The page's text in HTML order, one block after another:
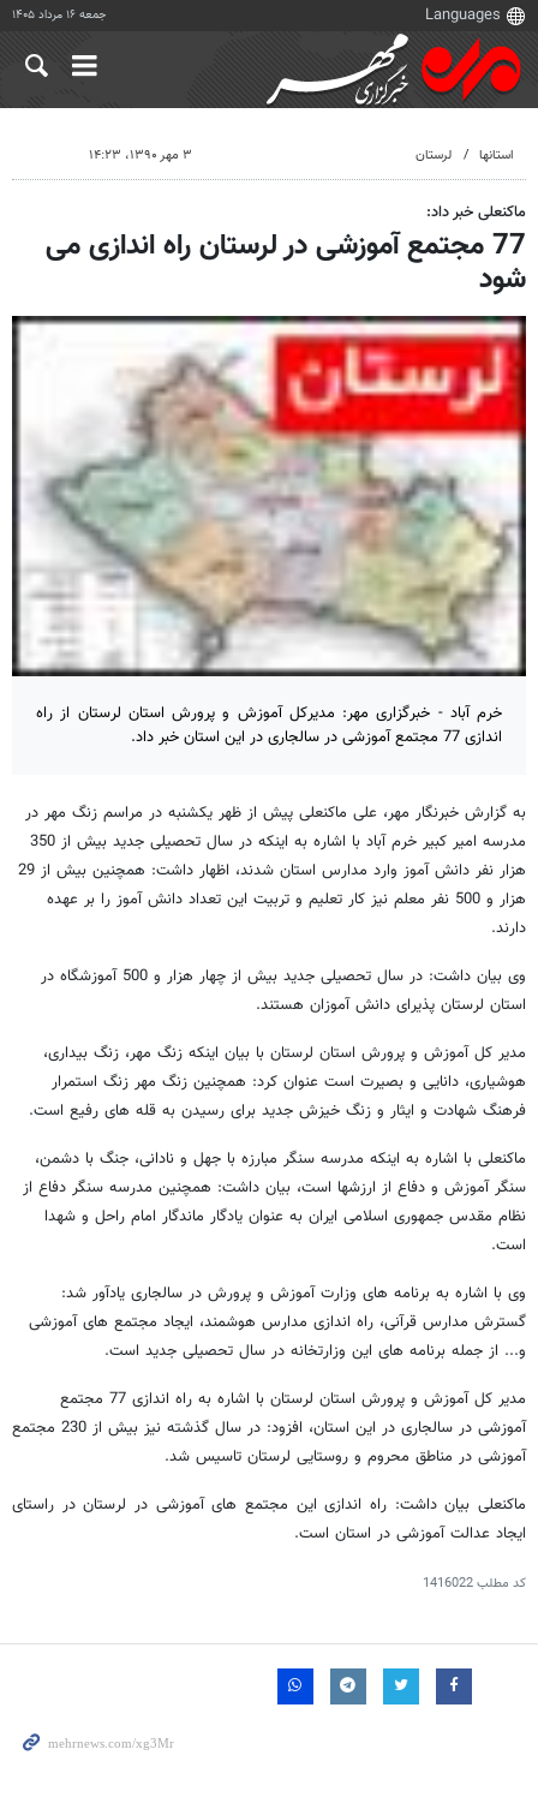
جمعه ۱۶ مرداد ۱۴۰۵
استانها لرستان ۳ مهر ۱۳۹۰، ۱۴:۲۳
ماکنعلی خبر داد:
77 مجتمع آموزشی در لرستان راه اندازی می
شود
خرم آباد - خبرگزاری مهر: مدیرکل آموزش و پرورش استان لرستان از راه
اندازی 77 مجتمع آموزشی در سالجاری در این استان خبر داد.
به گزارش خبرنگار مهر، علی ماکنعلی پیش از ظهر یکشنبه در مراسم زنگ مهر در
مدرسه امیر کبیر خرم آباد با اشاره به اینکه در سال تحصیلی جدید بیش از 350
هزار نفر دانش آموز وارد مدارس استان شدند، اظهار داشت: همچنین بیش از 29
هزار و 500 نفر معلم نیز کار تعلیم و تربیت این تعداد دانش آموز را بر عهده
دارند.
وی بیان داشت: در سال تحصیلی جدید بیش از چهار هزار و 500 آموزشگاه در
استان لرستان پذیرای دانش آموزان هستند.
مدیر کل آموزش و پرورش استان لرستان با بیان اینکه زنگ مهر، زنگ بیداری،
هوشیاری، دانایی و بصیرت است عنوان کرد: همچنین زنگ مهر زنگ استمرار
فرهنگ شهادت و ایثار و زنگ خیزش جدید برای رسیدن به قله های رفیع است.
ماکنعلی با اشاره به اینکه مدرسه سنگر مبارزه با جهل و نادانی، جنگ با دشمن،
سنگر آموزش و دفاع از ارزشها است، بیان داشت: همچنین مدرسه سنگر دفاع از
نظام مقدس جمهوری اسلامی ایران به عنوان یادگار ماندگار امام راحل و شهدا
است.
وی با اشاره به برنامه های وزارت آموزش و پرورش در سالجاری یادآور شد:
گسترش مدارس قرآنی، راه اندازی مدارس هوشمند، ایجاد مجتمع های آموزشی
و... از جمله برنامه های این وزارتخانه در سال تحصیلی جدید است.
مدیر کل آموزش و پرورش استان لرستان با اشاره به راه اندازی 77 مجتمع
آموزشی در سالجاری در این استان، افزود: در سال گذشته نیز بیش از 230 مجتمع
آموزشی در مناطق محروم و روستایی لرستان تاسیس شد.
ماکنعلی بیان داشت: راه اندازی این مجتمع های آموزشی در لرستان در راستای
ایجاد عدالت آموزشی در استان است.
کد مطلب1416022